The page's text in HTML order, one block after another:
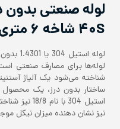
۴۰S شاخه ۶ متری
شناخته می‌شود یک آلیاژ
ساختار بدون درز، یک
نیز نشان دهنده میزان نیکل موجود در